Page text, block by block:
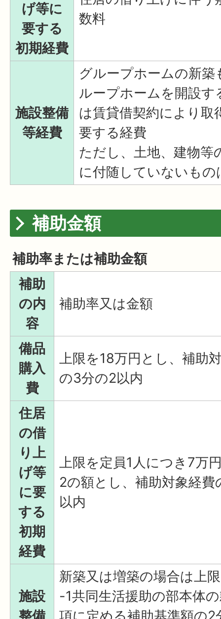
げ等に
要する
初期経費
数料
施設整備
等経費
グループホームの新
ループホームを開設
は賃貸借契約により取
要する経費
ただし、土地、建物等
に付随していないもの
補助金額
補助率または補助金額
補助
の内
容
補助率又は金額
備品
購入
費
上限を18万円とし、補助
の3分の2以内
住居
の借
り上
げ等
に要
する
初期
経費
上限を定員1人につき7万
2の額とし、補助対象経
以内
施設
新築又は増築の場合は上
-1共同生活援助の部本体